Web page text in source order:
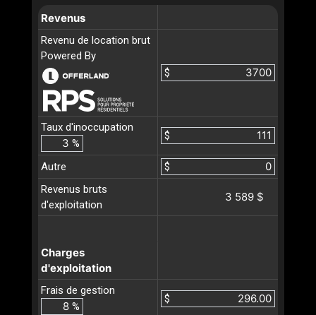
Revenus
Revenu de location brut
Powered By
$
Taux d'inoccupation
%
$
Autre
$
Revenus bruts
d'exploitation
3 589 $
Charges
d'exploitation
Frais de gestion
%
$